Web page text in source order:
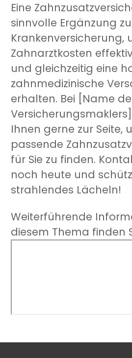
Eine
sinnvolle Ergänzung
Krankenversicherung,
Zahnarztkosten
und gleichzeitig eine
zahnmedizinische
erhalten. Bei [Name
Ihnen gerne zur Seite,
passende
für Sie zu finden.
noch heute und
strahlendes Lächeln!
Weiterführende
diesem Thema finden